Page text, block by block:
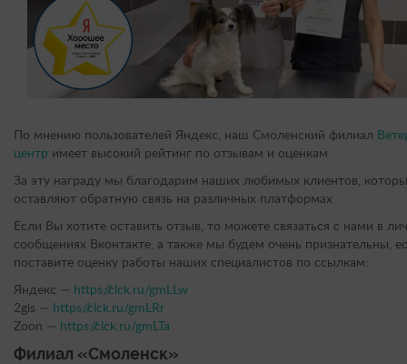
По мнению пользователей Яндекс, наш Смоленский филиал
центр имеет высокий рейтинг по отзывам и оценкам
За эту награду мы благодарим наших любимых клиентов,
оставляют обратную связь на различных платформах
Если Вы хотите оставить отзыв, то можете связаться с нами в
сообщениях Вконтакте, а также мы будем очень признательны,
поставите оценку работы наших специалистов по ссылкам:
Яндекс — https://clck.ru/gmLLw
2gis — https://clck.ru/gmLRr
Zoon — https://clck.ru/gmLTa
Филиал «Смоленск»